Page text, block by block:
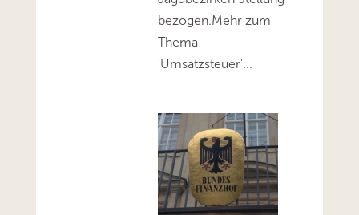
bezogen.Mehr zum
Thema
'Umsatzsteuer'...